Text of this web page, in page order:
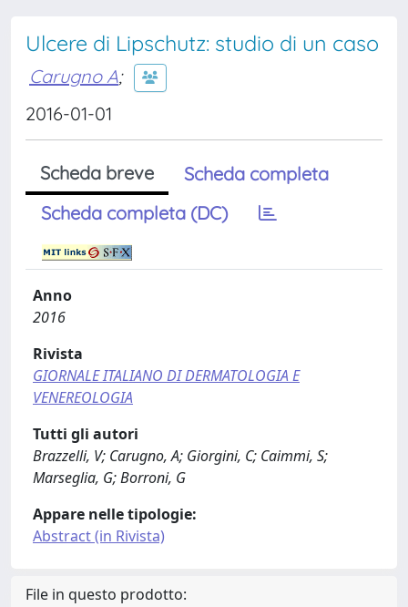
Ulcere di Lipschutz: studio di un caso
Carugno A;
2016-01-01
Scheda breve
Scheda completa
Scheda completa (DC)
Anno
2016
Rivista
GIORNALE ITALIANO DI DERMATOLOGIA E
VENEREOLOGIA
Tutti gli autori
Brazzelli, V; Carugno, A; Giorgini, C; Caimmi, S;
Marseglia, G; Borroni, G
Appare nelle tipologie:
Abstract (in Rivista)
File in questo prodotto: